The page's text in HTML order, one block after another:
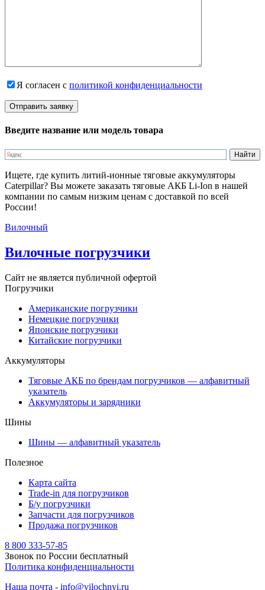
Я согласен с политикой конфиденциальности
Введите название или модель товара
Ищете, где купить литий-ионные тяговые аккумуляторы
Caterpillar? Вы можете заказать тяговые АКБ Li-Ion в нашей
компании по самым низким ценам с доставкой по всей
России!
Вилочный
Вилочные погрузчики
Сайт не является публичной офертой
Погрузчики
Американские погрузчики
Немецкие погрузчики
Японские погрузчики
Китайские погрузчики
Аккумуляторы
Тяговые АКБ по брендам погрузчиков — алфавитный
указатель
Аккумуляторы и зарядники
Шины
Шины — алфавитный указатель
Полезное
Карта сайта
Trade-in для погрузчиков
Б/у погрузчики
Запчасти для погрузчиков
Продажа погрузчиков
8 800 333-57-85
Звонок по России бесплатный
Политика конфиденциальности
Наша почта - info@vilochnyi.ru